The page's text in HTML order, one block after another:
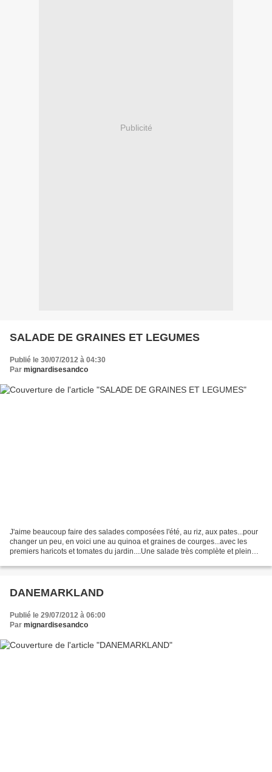
Publicité
SALADE DE GRAINES ET LEGUMES
Publié le 30/07/2012 à 04:30
Par mignardisesandco
J'aime beaucoup faire des salades composées l'été, au riz, aux pates...pour
changer un peu, en voici une au quinoa et graines de courges...avec les
premiers haricots et tomates du jardin....Une salade très complète et pleine
DANEMARKLAND
Publié le 29/07/2012 à 06:00
Par mignardisesandco